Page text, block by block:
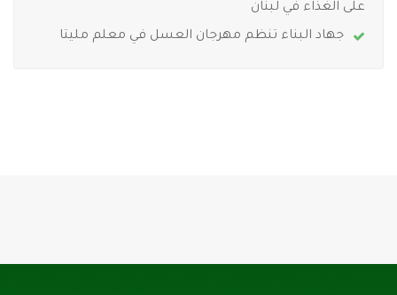
على الغذاء في لبنان
جهاد البناء تنظم مهرجان العسل في معلم مليتا